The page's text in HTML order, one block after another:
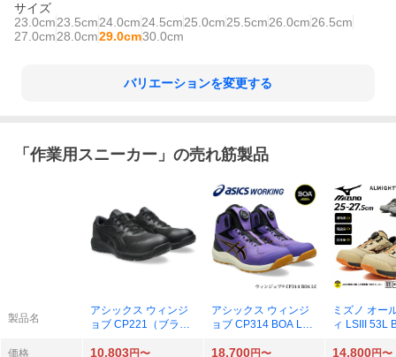
サイズ
23.0cm23.5cm24.0cm24.5cm25.0cm25.5cm26.0cm26.5cm
27.0cm28.0cm29.0cm30.0cm
バリエーションを変更する
「 作業用スニーカー 」の売れ筋製品
製品名
アシックス ウィンジ
ョブ CP221（ブラッ
アシックス ウィンジ
ョブ CP314 BOA LC
ト×ブラック）
ミズノ オー
ィ LSIII 53L
価格 10,803円〜 18,700円〜 14,800円〜